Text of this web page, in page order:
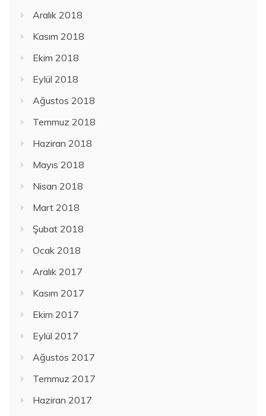
Aralık 2018
Kasım 2018
Ekim 2018
Eylül 2018
Ağustos 2018
Temmuz 2018
Haziran 2018
Mayıs 2018
Nisan 2018
Mart 2018
Şubat 2018
Ocak 2018
Aralık 2017
Kasım 2017
Ekim 2017
Eylül 2017
Ağustos 2017
Temmuz 2017
Haziran 2017